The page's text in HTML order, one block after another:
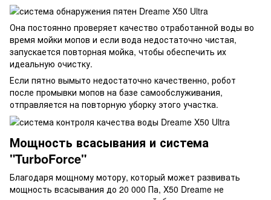
Она постоянно проверяет качество отработанной воды во
время мойки мопов и если вода недостаточно чистая,
запускается повторная мойка, чтобы обеспечить их
идеальную очистку.
Если пятно вымыто недостаточно качественно, робот
после промывки мопов на базе самообслуживания,
отправляется на повторную уборку этого участка.
Мощность всасывания и система
"TurboForce"
Благодаря мощному мотору, который может развивать
мощность всасывания до 20 000 Па, X50 Dreame не